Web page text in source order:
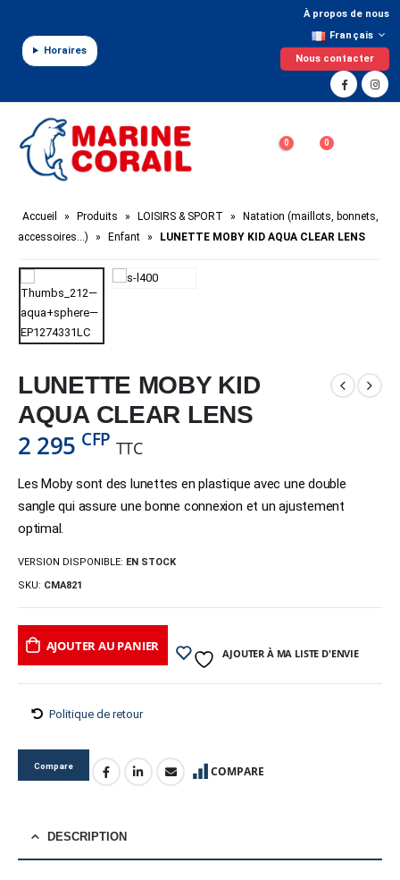
Horaires
À propos de nous
Français
Nous contacter
0 0
Accueil » Produits » LOISIRS & SPORT »
Natation (maillots, bonnets,
accessoires…)
» Enfant » LUNETTE MOBY KID AQUA CLEAR LENS
LUNETTE MOBY KID
AQUA CLEAR LENS
2 295 CFP TTC
Les Moby sont des lunettes en plastique avec une double
sangle qui assure une bonne connexion et un ajustement
optimal.
VERSION DISPONIBLE: EN STOCK
SKU: CMA821
AJOUTER AU PANIER AJOUTER À MA LISTE D'ENVIE
Politique de retour
Compare COMPARE
DESCRIPTION